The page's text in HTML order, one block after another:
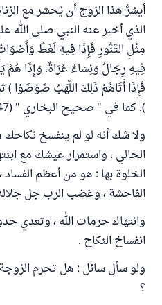
أيسُرُّ هذا الزوج أن يُحشر مع
الذي أخبر عنه النبي صلى الله
مِثْلِ التَّنُّورِ فَإِذَا فِيهِ لَغَطٌ
فِيهِ رِجَالٌ وَنِسَاءٌ عُرَاةٌ، وَإِذَا هُمْ
فَإِذَا أَتَاهُمْ ذَلِكَ اللَّهَبُ ضَوْضَوْا )
). كما في " صحيح البخاري " (7047).
ولا شك أنه لو لم ينفسخ
الحالي ، واستمرار عيشك مع
الخلوة بها : هو من أعظم
الفاحشة ، وغضب الرب جل
وانتهاك حرمات الله ، وتعدي
انفساخ النكاح .
ولو سأل سائل : هل تحرم الزوجة
؟